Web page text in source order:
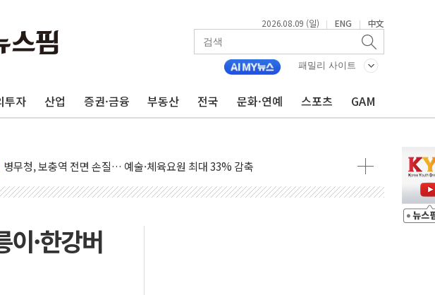
2026.08.09 (일) | ENG | 中文
패밀리 사이트
투자 산업 증권·금융 부동산 전국 문화·연예 스포츠 GAM
홈플러스發 대형마트 판매, 역대 최대폭 감소한 9.4%↓…유통업계 양극화 심화
윤준병·이해민 의원, '정부 특사'로 콜롬비아 대통령 취임식 참석
여야, 황희 '버스 하우스' 공방…野 "청년 우롱 기괴" vs 與 "송구한 해프닝"
·한강버